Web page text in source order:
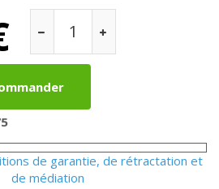
de garantie, de rétractation et
de médiation